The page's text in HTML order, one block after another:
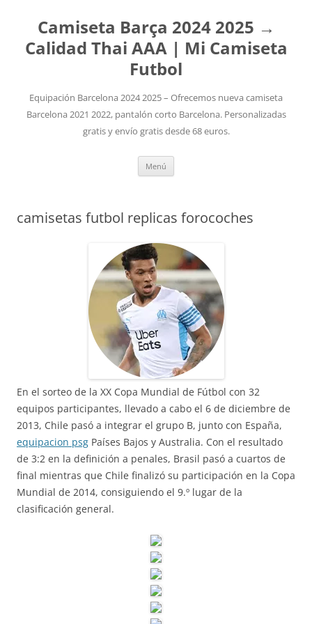
Camiseta Barça 2024 2025 →
Calidad Thai AAA | Mi Camiseta
Futbol
Equipación Barcelona 2024 2025 – Ofrecemos nueva camiseta
Barcelona 2021 2022, pantalón corto Barcelona. Personalizadas
gratis y envío gratis desde 68 euros.
Menú
camisetas futbol replicas forocoches
En el sorteo de la XX Copa Mundial de Fútbol con 32
equipos participantes, llevado a cabo el 6 de diciembre de
2013, Chile pasó a integrar el grupo B, junto con España,
equipacion psg Países Bajos y Australia. Con el resultado
de 3:2 en la definición a penales, Brasil pasó a cuartos de
final mientras que Chile finalizó su participación en la Copa
Mundial de 2014, consiguiendo el 9.º lugar de la
clasificación general.